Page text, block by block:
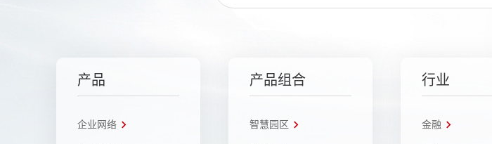
产品
企业网络
产品组合
智慧园区
行业
金融